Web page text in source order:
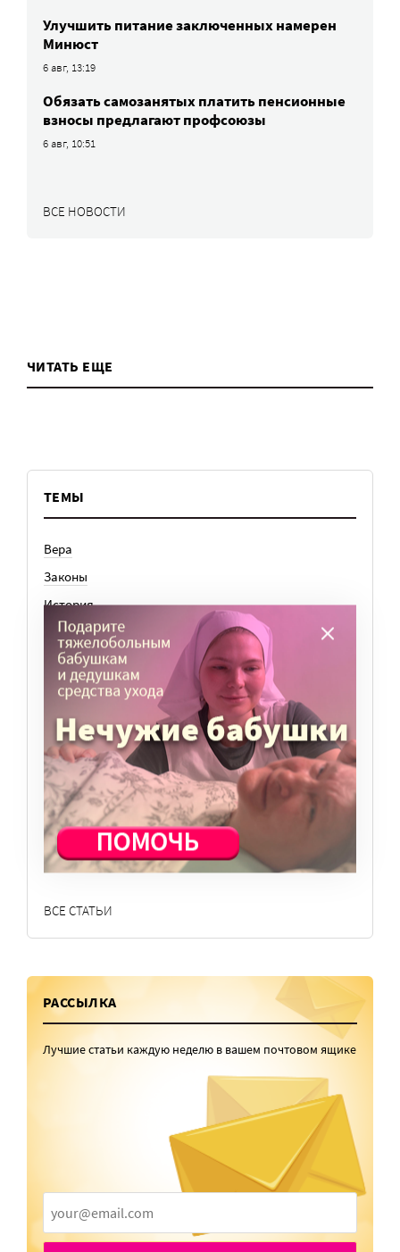
Улучшить питание заключенных намерен
Минюст
6 авг, 13:19
Обязать самозанятых платить пенсионные
взносы предлагают профсоюзы
6 авг, 10:51
ВСЕ НОВОСТИ
ЧИТАТЬ ЕЩЕ
ТЕМЫ
Вера
Законы
История
Колонки
Кто есть кто
Личный опыт
Медицина
Ноу-хау
Общество
Отдых
Семья
События
ВСЕ СТАТЬИ
РАССЫЛКА
Лучшие статьи каждую неделю в вашем почтовом ящике